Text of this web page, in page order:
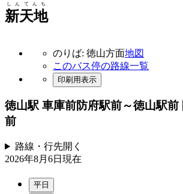
新天地
しんてんち
のりば: 徳山方面地図
このバス停の路線一覧
印刷用表示
徳山駅 車庫前防府駅前～徳山駅
前
路線・行先開く
2026年8月6日 現在
平日